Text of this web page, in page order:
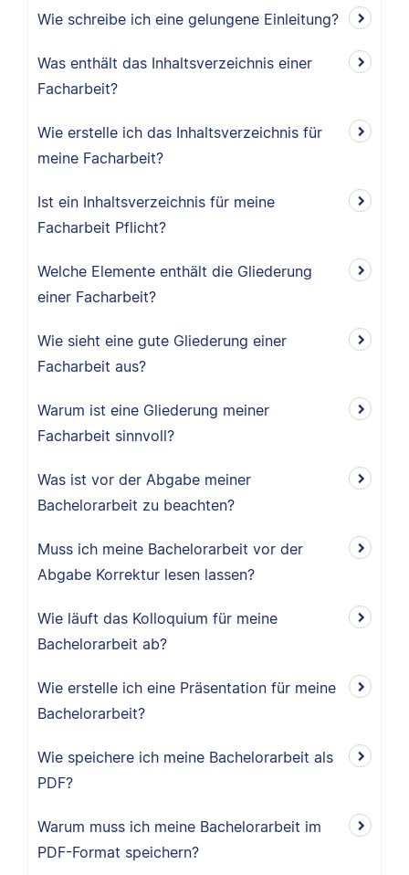
Wie schreibe ich eine gelungene Einleitung?
Was enthält das Inhaltsverzeichnis einer
Facharbeit?
Wie erstelle ich das Inhaltsverzeichnis für
meine Facharbeit?
Ist ein Inhaltsverzeichnis für meine
Facharbeit Pflicht?
Welche Elemente enthält die Gliederung
einer Facharbeit?
Wie sieht eine gute Gliederung einer
Facharbeit aus?
Warum ist eine Gliederung meiner
Facharbeit sinnvoll?
Was ist vor der Abgabe meiner
Bachelorarbeit zu beachten?
Muss ich meine Bachelorarbeit vor der
Abgabe Korrektur lesen lassen?
Wie läuft das Kolloquium für meine
Bachelorarbeit ab?
Wie erstelle ich eine Präsentation für meine
Bachelorarbeit?
Wie speichere ich meine Bachelorarbeit als
PDF?
Warum muss ich meine Bachelorarbeit im
PDF-Format speichern?